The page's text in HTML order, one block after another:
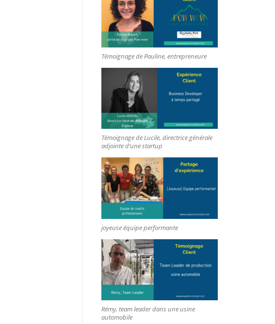
Témoignage de Pauline, entrepreneure
Témoignage de Lucile, directrice générale
adjointe d’une startup
joyeuse équipe performante
Rémy, team leader dans une usine
automobile